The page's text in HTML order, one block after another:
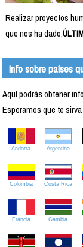
Realizar proyectos
que nos ha dado.
Info sobre países
Aquí podrás obtener
Esperamos que te
Andorra Argentina
Colombia Costa Rica
Francia Gambia